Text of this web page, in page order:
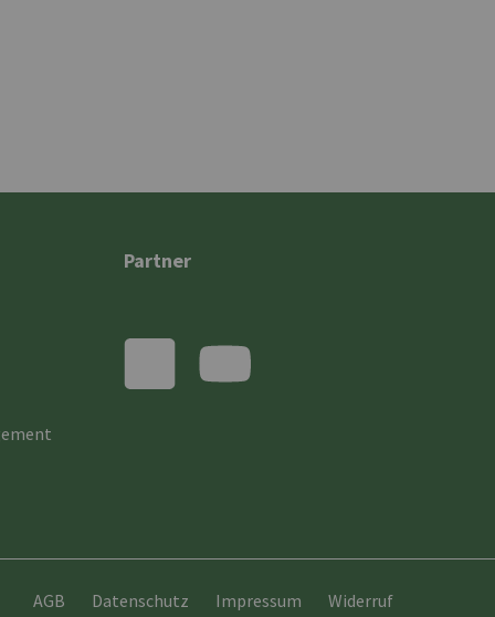
Partner
AGB Datenschutz Impressum Widerruf